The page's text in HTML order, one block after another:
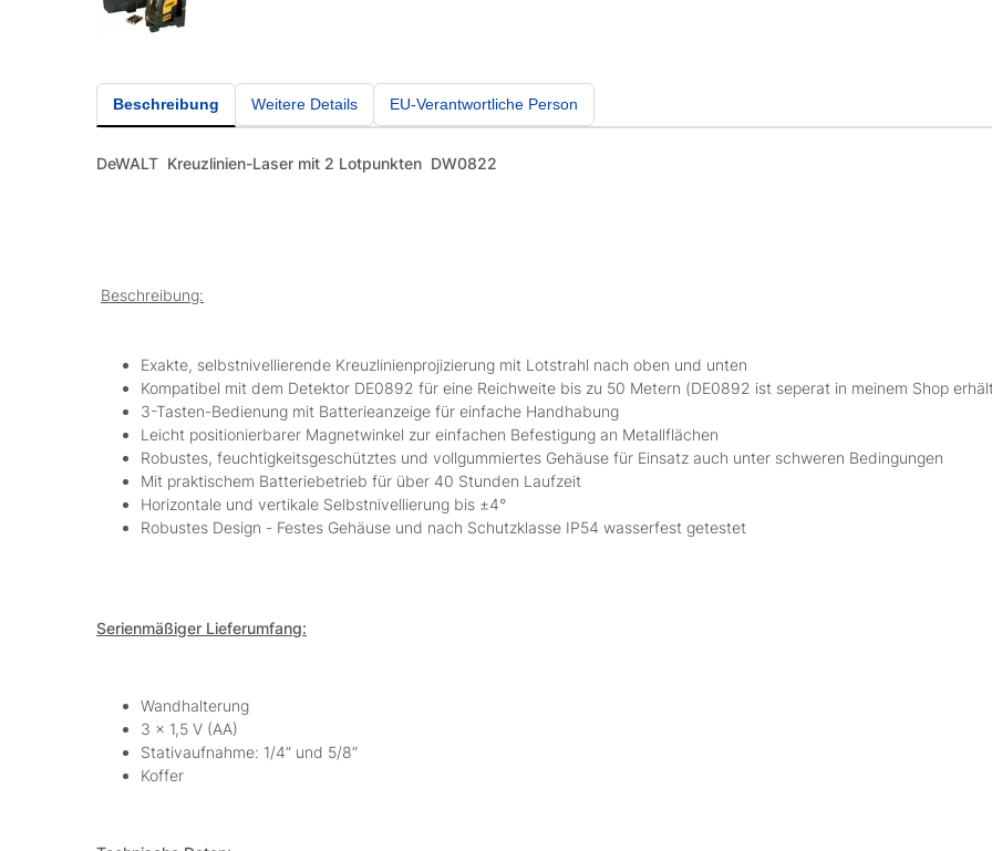
Beschreibung Weitere Details EU-Verantwortliche Person
DeWALT Kreuzlinien-Laser mit 2 Lotpunkten DW0822
Beschreibung:
Exakte, selbstnivellierende Kreuzlinienprojizierung mit Lotstrahl nach oben und unten
Kompatibel mit dem Detektor DE0892 für eine Reichweite bis zu 50 Metern (DE0892 ist seperat in meinem Shop
3-Tasten-Bedienung mit Batterieanzeige für einfache Handhabung
Leicht positionierbarer Magnetwinkel zur einfachen Befestigung an Metallflächen
Robustes, feuchtigkeitsgeschütztes und vollgummiertes Gehäuse für Einsatz auch unter schweren Bedingungen
Mit praktischem Batteriebetrieb für über 40 Stunden Laufzeit
Horizontale und vertikale Selbstnivellierung bis ±4°
Robustes Design - Festes Gehäuse und nach Schutzklasse IP54 wasserfest getestet
Serienmäßiger Lieferumfang:
Wandhalterung
3 x 1,5 V (AA)
Stativaufnahme: 1/4“ und 5/8“
Koffer